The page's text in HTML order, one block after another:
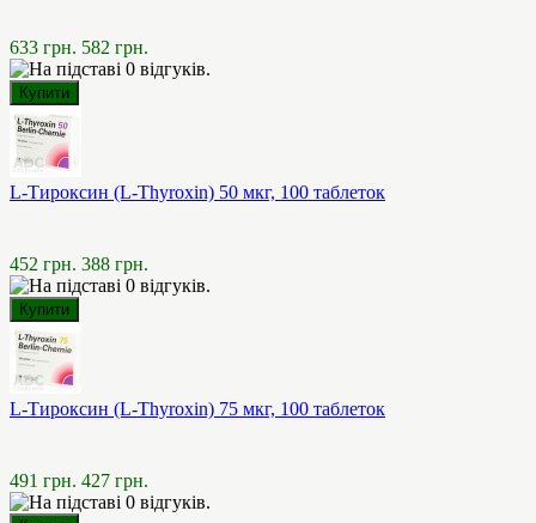
633 грн. 582 грн.
L-Тироксин (L-Thyroxin) 50 мкг, 100 таблеток
452 грн. 388 грн.
L-Тироксин (L-Thyroxin) 75 мкг, 100 таблеток
491 грн. 427 грн.